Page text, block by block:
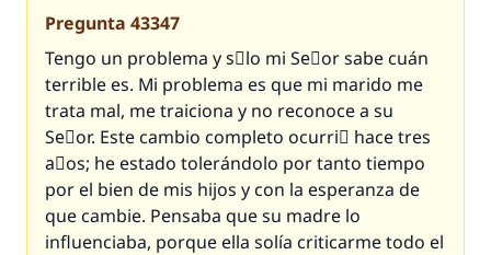
Pregunta 43347
Tengo un problema y sَlo mi Seٌor sabe cuán
terrible es. Mi problema es que mi marido me
trata mal, me traiciona y no reconoce a su
Seٌor. Este cambio completo ocurriَ hace tres
aٌos; he estado tolerándolo por tanto tiempo
por el bien de mis hijos y con la esperanza de
que cambie. Pensaba que su madre lo
influenciaba, porque ella solía criticarme todo el